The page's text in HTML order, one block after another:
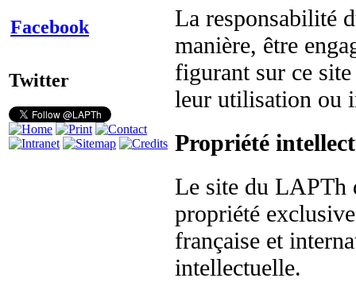
Facebook
Twitter
La responsabilité
manière, être
figurant sur ce
leur utilisation ou
Propriété
Le site du LAPTh
propriété
française et
intellectuelle.